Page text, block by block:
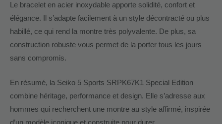
Le bracelet en acier inoxydable apporte solidité, confort et
élégance. Il s’adapte facilement à un style décontracté ou plus
habillé, ce qui rend la montre très polyvalente. De plus, sa
construction robuste vous permet de la porter tous les jours
sans compromis.
En résumé, la Seiko 5 Sports SRPK67K1 Special Edition
combine héritage, performance et design. Elle s’adresse aux
hommes qui recherchent une montre au style affirmé, inspirée